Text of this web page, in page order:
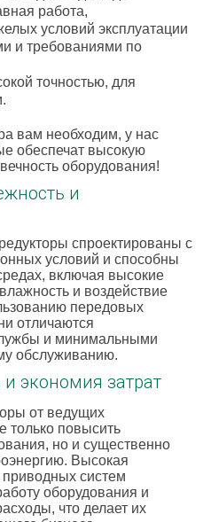
работа,
условий эксплуатации
и требованиями по
точностью, для
вам необходим, у нас
обеспечат высокую
оборудования!
и
спроектированы с
условий и способны
включая высокие
и воздействие
передовых
отличаются
и минимальными
обслуживанию.
экономия затрат
от ведущих
только повысить
но и существенно
Высокая
приводных систем
оборудования и
что делает их